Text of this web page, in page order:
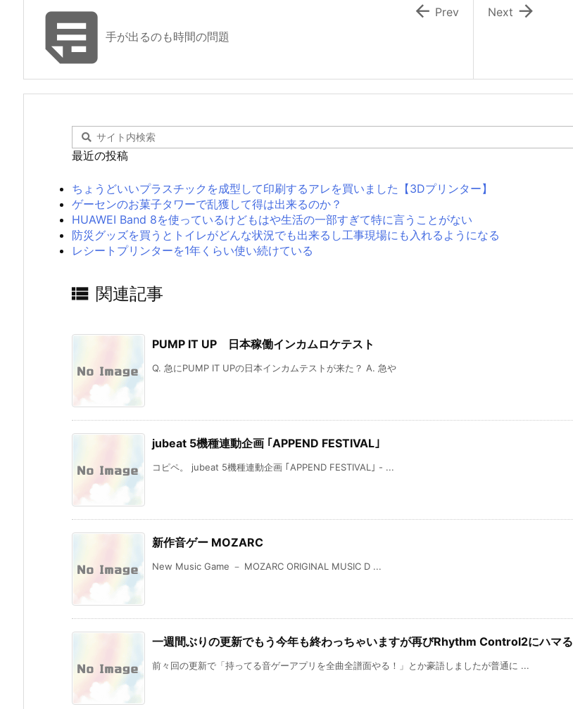

Next
手が出るのも時間の問題
 Prev
最近の投稿
ちょうどいいプラスチックを成型して印刷するアレを買いました【3Dプリンター】
ゲーセンのお菓子タワーで乱獲して得は出来るのか？
HUAWEI Band 8を使っているけどもはや生活の一部すぎて特に言うことがない
防災グッズを買うとトイレがどんな状況でも出来るし工事現場にも入れるようになる
レシートプリンターを1年くらい使い続けている
 関連記事
PUMP IT UP 日本稼働インカムロケテスト
Q. 急にPUMP IT UPの日本インカムテストが来た？ A. 急や
jubeat 5機種連動企画 ｢APPEND FESTIVAL｣
コピペ。 jubeat 5機種連動企画 ｢APPEND FESTIVAL｣ - ...
新作音ゲー MOZARC
New Music Game － MOZARC ORIGINAL MUSIC D ...
一週間ぶりの更新でもう今年も終わっちゃいますが再びRhythm Control2にハマる
前々回の更新で「持ってる音ゲーアプリを全曲全譜面やる！」とか豪語しましたが普通に ...